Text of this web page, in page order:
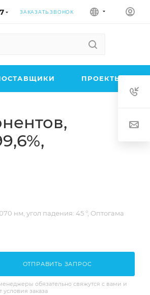
ЗАКАЗАТЬ ЗВОНОК
ПРОЕКТЫ
нм, угол падения: 45 °, Оптогама
ОТПРАВИТЬ ЗАПРОС
обязательно свяжутся с вами и
условия заказа